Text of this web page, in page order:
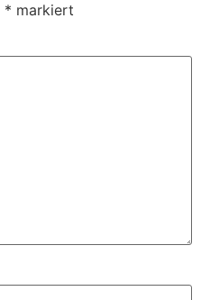
* markiert